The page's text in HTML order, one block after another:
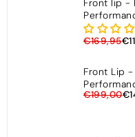
Front lip -
22
€169,95
Front Lip -
€199,00